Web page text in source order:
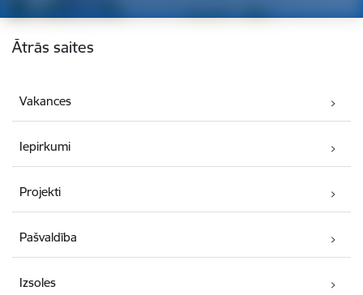
Kājene
Ātrās saites
Vakances
Iepirkumi
Projekti
Pašvaldība
Izsoles